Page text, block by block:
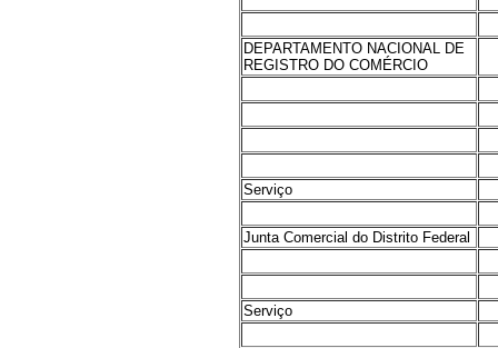
DEPARTAMENTO NACIONAL DE
REGISTRO DO COMÉRCIO
Serviço
Junta Comercial do Distrito Federal
Serviço